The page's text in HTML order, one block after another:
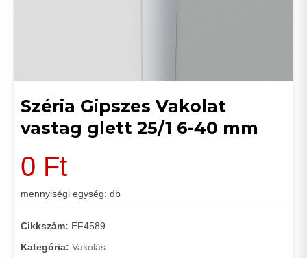
Széria Gipszes Vakolat
vastag glett 25/1 6-40 mm
0 Ft
mennyiségi egység: db
Cikkszám: EF4589
Kategória: Vakolás